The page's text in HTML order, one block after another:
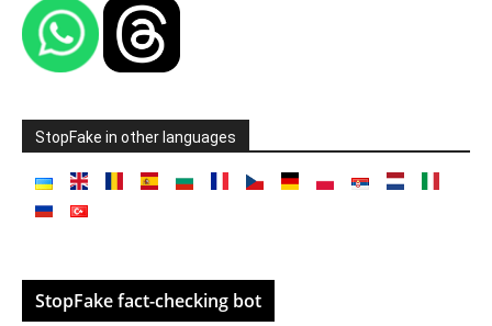
StopFake in other languages
StopFake fact-checking bot